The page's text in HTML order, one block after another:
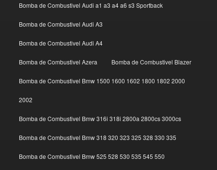
Bomba de Combustivel Audi a1 a3 a4 a6 s3 Sportback
Bomba de Combustivel Audi A3
Bomba de Combustivel Audi A4
Bomba de Combustivel Azera Bomba de Combustivel Blazer
Bomba de Combustivel Bmw 1500 1600 1602 1800 1802 2000
2002
Bomba de Combustivel Bmw 316i 318i 2800a 2800cs 3000cs
Bomba de Combustivel Bmw 318 320 323 325 328 330 335
Bomba de Combustivel Bmw 525 528 530 535 545 550